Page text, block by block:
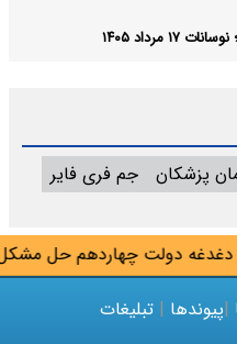
دولت چهاردهم حل مشکل
۱۴۰۵
پزشکان جم فری فایر
|پیوندها | تبلیغات